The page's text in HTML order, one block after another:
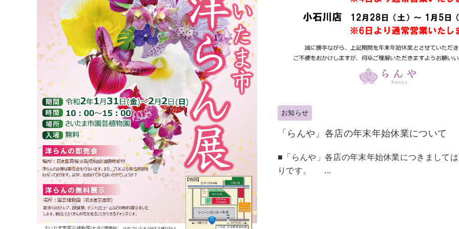
お知らせ
「らんや」各店の年末年始休業について
■「らんや」各店の年末年始休業につきまして
りです。 ...